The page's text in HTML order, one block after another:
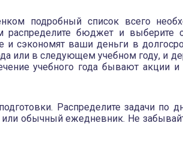
подробный список всего
распределите бюджет и выберите
сэкономят ваши деньги в
или в следующем учебном году, и
учебного года бывают
Распределите задачи по
обычный ежедневник. Не